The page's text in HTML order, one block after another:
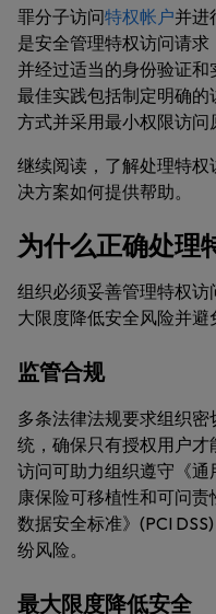
罪分子访问特权帐户并进
是安全管理特权访问请求
并经过适当的身份验证
最佳实践包括制定明确
方式并采用最小权限访问
继续阅读，了解处理特权
决方案如何提供帮助。
为什么正确处理
组织必须妥善管理特权
大限度降低安全风险并避
监管合规
多条法律法规要求组织
统，确保只有授权用户才
访问可助力组织遵守《通
康保险可移植性和可问
数据安全标准》(PCI
纷风险。
最大限度降低安全